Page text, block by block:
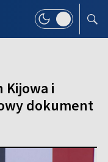
Kijowa i
dokument